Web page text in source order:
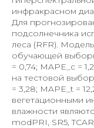
инфракрасном
Для
подсолнечника
леса (RFR).
обучающей
= 0,74; MAPE_c =
на тестовой
= 3,28; MAPE_t =
вегетационными
влажности
modPRI, SR5,